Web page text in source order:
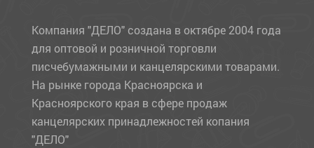
Компания "ДЕЛО" создана в октябре 2004 года
для оптовой и розничной торговли
писчебумажными и канцелярскими товарами.
На рынке города Красноярска и
Красноярского края в сфере продаж
канцелярских принадлежностей копания
"ДЕЛО"